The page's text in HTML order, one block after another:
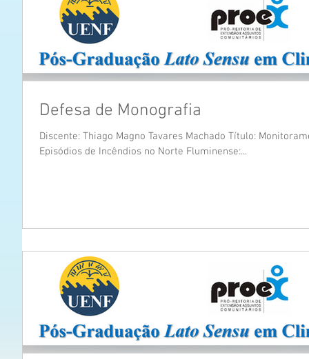
Defesa de Monografia
Discente: Thiago Magno Tavares Machado Título:
Episódios de Incêndios no Norte Fluminense:...